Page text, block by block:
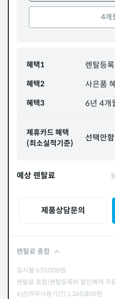
4개
혜택1 렌탈등
혜택2 사은품
혜택3 6년 4개
제휴카드 혜택
(최소실적기준)
선택안함
예상 렌탈료
제품상담문의
렌탈료 총합
일시불 670,000원
렌탈료 총합(렌탈등록비 할인혜택 적
6년(의무사용기간) 1,360,800원